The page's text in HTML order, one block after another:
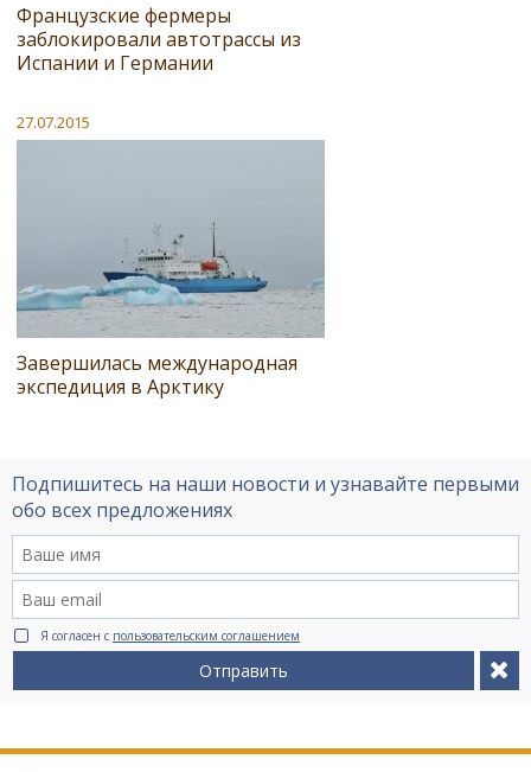
Французские фермеры
заблокировали автотрассы из
Испании и Германии
27.07.2015
Завершилась международная
экспедиция в Арктику
Подпишитесь на наши новости и узнавайте первыми
обо всех предложениях
Я согласен с пользовательским соглашением
Отправить